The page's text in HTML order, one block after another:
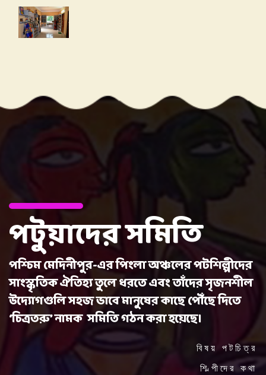
পটুয়াদের সমিতি
পশ্চিম মেদিনীপুর-এর পিংলা অঞ্চলের পটশিল্পীদের
সাংস্কৃতিক ঐতিহ্য তুলে ধরতে এবং তাঁদের সৃজনশীল
উদ্যোগগুলি সহজ ভাবে মানুষের কাছে পৌঁছে দিতে
‘চিত্রতরু’ নামক সমিতি গঠন করা হয়েছে।
বিষয় পটচিত্র
শিল্পীদের কথা